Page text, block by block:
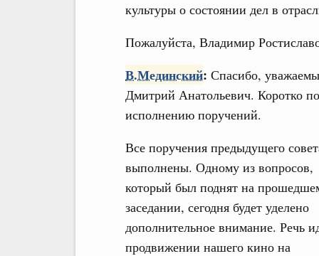
культуры о состоянии дел в
Пожалуйста, Владимир
В.Мединский: Спасибо,
Дмитрий Анатольевич. Коротко по
исполнению поручений.
Все поручения предыдущего
выполнены. Одному из вопросов,
который был поднят на
заседании, сегодня будет уделено
дополнительное внимание. Речь
продвижении нашего кино на